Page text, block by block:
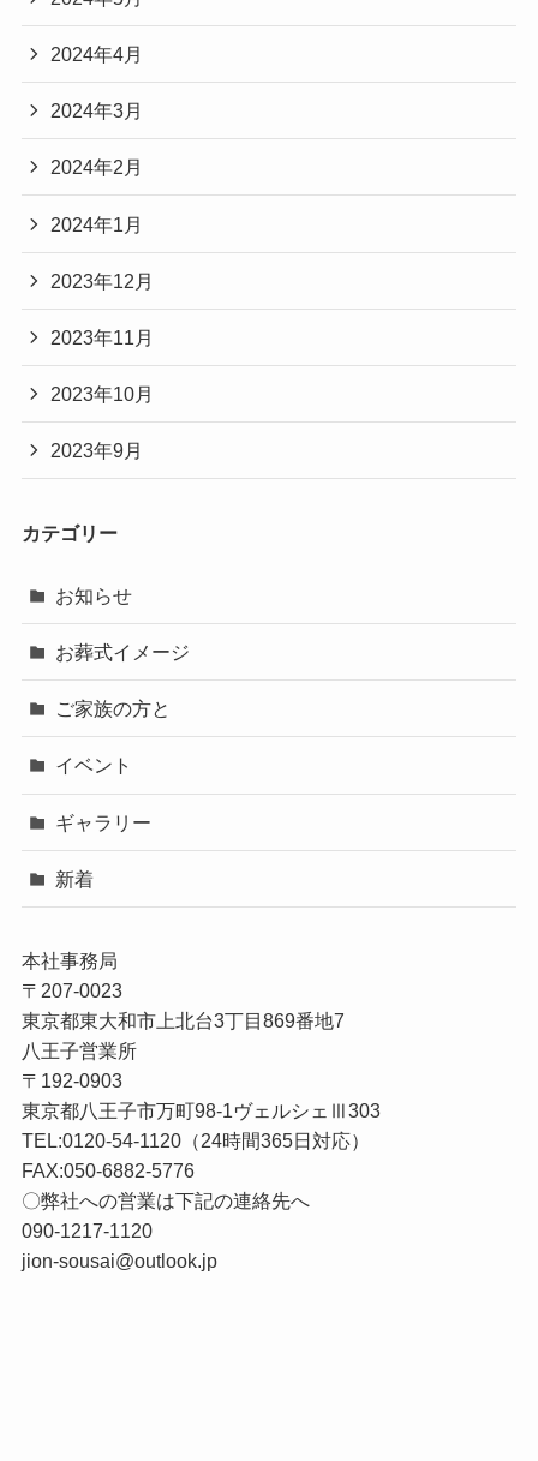
2024年4月
2024年3月
2024年2月
2024年1月
2023年12月
2023年11月
2023年10月
2023年9月
カテゴリー
お知らせ
お葬式イメージ
ご家族の方と
イベント
ギャラリー
新着
本社事務局
〒207-0023
東京都東大和市上北台3丁目869番地7
八王子営業所
〒192-0903
東京都八王子市万町98-1ヴェルシェⅢ303
TEL:0120-54-1120（24時間365日対応）
FAX:050-6882-5776
〇弊社への営業は下記の連絡先へ
090-1217-1120
jion-sousai@outlook.jp